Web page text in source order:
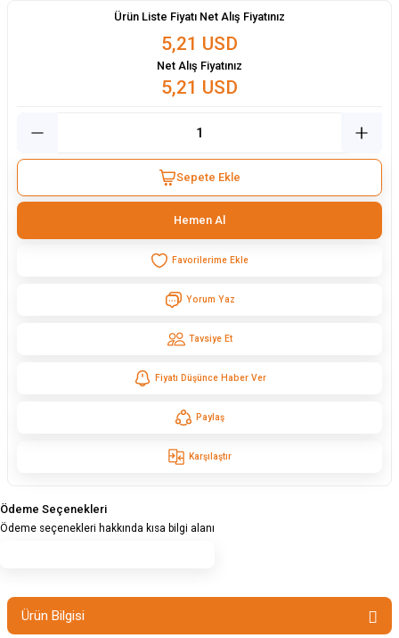
Ürün Liste Fiyatı Net Alış Fiyatınız
5,21 USD
Net Alış Fiyatınız
5,21 USD
Sepete Ekle
Hemen Al
Yorum Yaz
Tavsiye Et
Fiyatı Düşünce Haber Ver
Paylaş
Karşılaştır
Ödeme Seçenekleri
Ödeme seçenekleri hakkında kısa bilgi alanı
Ürün Bilgisi